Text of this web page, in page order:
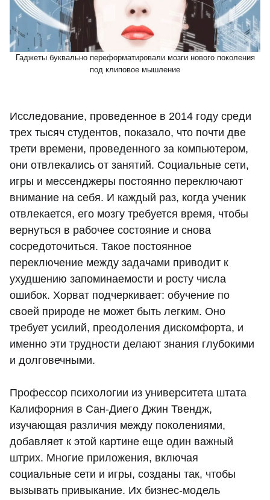
Гаджеты буквально переформатировали мозги нового поколения
под клиповое мышление
Исследование, проведенное в 2014 году среди
трех тысяч студентов, показало, что почти две
трети времени, проведенного за компьютером,
они отвлекались от занятий. Социальные сети,
игры и мессенджеры постоянно переключают
внимание на себя. И каждый раз, когда ученик
отвлекается, его мозгу требуется время, чтобы
вернуться в рабочее состояние и снова
сосредоточиться. Такое постоянное
переключение между задачами приводит к
ухудшению запоминаемости и росту числа
ошибок. Хорват подчеркивает: обучение по
своей природе не может быть легким. Оно
требует усилий, преодоления дискомфорта, и
именно эти трудности делают знания глубокими
и долговечными.
Профессор психологии из университета штата
Калифорния в Сан-Диего Джин Твендж,
изучающая различия между поколениями,
добавляет к этой картине еще один важный
штрих. Многие приложения, включая
социальные сети и игры, созданы так, чтобы
вызывать привыкание. Их бизнес-модель